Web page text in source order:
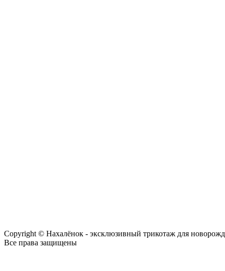
Copyright © Нахалёнок - эксклюзивный трикотаж для
Все права защищены